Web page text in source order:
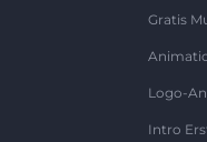
Gratis
Logo-
Intro